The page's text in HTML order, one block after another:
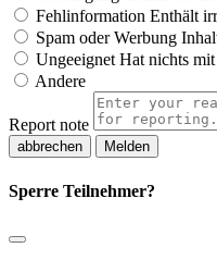
Fehlinformation Enthält
Spam oder Werbung
Ungeeignet Hat nichts
Andere
Report note
Melden
Sperre Teilnehmer?